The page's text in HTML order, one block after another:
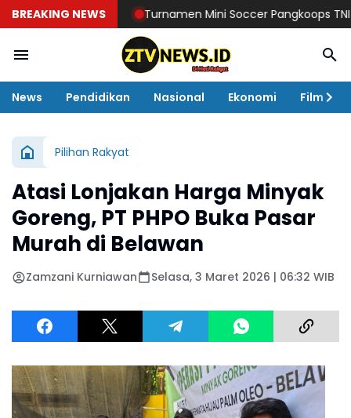
BREAKING NEWSTurnamen Mini Soccer Pangkoops TNI
News Pendidikan Nasional Ekonomi Film
Pilihan Rakyat
Atasi Lonjakan Harga Minyak
Goreng, PT PHPO Buka Pasar
Murah di Belawan
Zamzani Kurniawan Selasa, 3 Maret 2026 | 06:32 WIB